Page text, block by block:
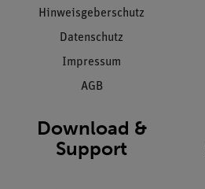
Hinweisgeberschutz
Datenschutz
Impressum
AGB
Download &
Support